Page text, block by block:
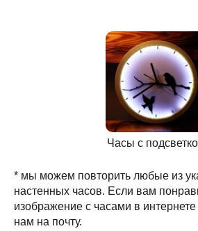
Часы с
* мы можем повторить любые из
настенных часов. Если вам
изображение с часами в
нам на почту.